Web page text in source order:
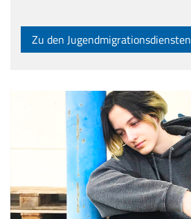
Zu den Jugendmigrationsdiensten